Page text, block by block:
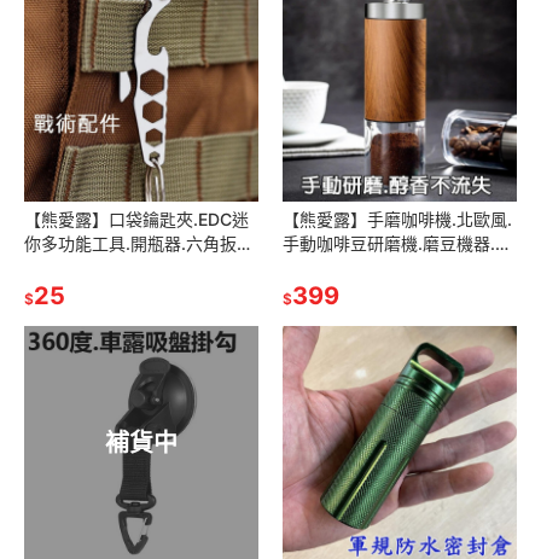
【熊愛露】口袋鑰匙夾.EDC迷
你多功能工具.開瓶器.六角扳手.
工具
$25
【熊愛露】手磨咖啡機.北歐風.
手動咖啡豆研磨機.磨豆機器.家
可調粗細.研磨咖啡機
$399
補貨中